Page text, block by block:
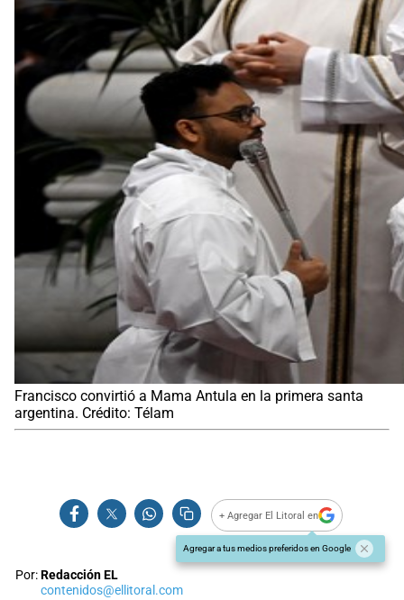
Francisco convirtió a Mama Antula en la primera santa
argentina. Crédito: Télam
+ Agregar El Litoral en
Agregar a tus medios preferidos en Google
Por:Redacción EL
contenidos@ellitoral.com